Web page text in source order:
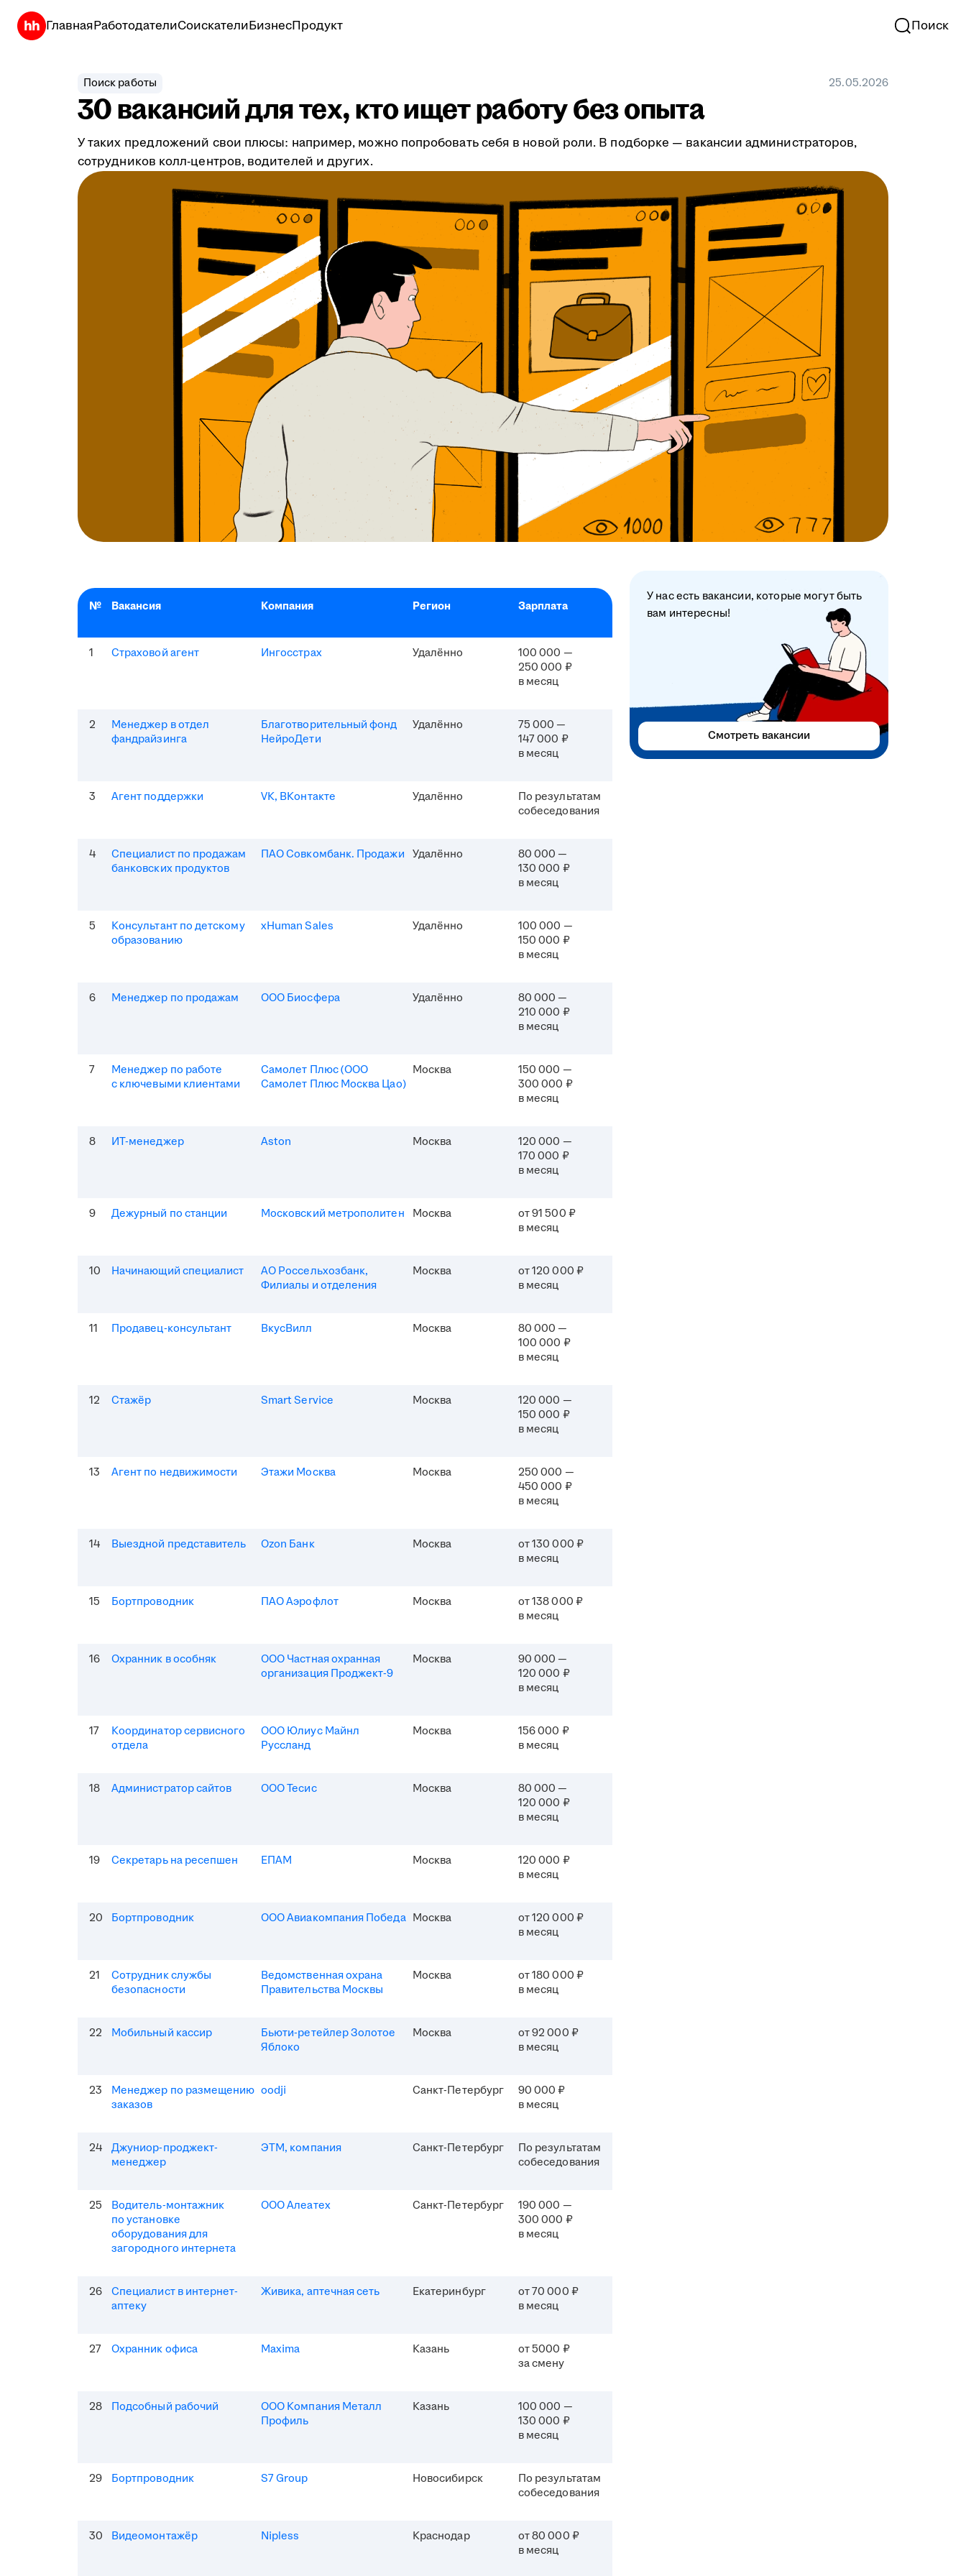
ГлавнаяРаботодателиСоискателиБизнесПродукт Поиск
Поиск работы 25.05.2026
30 вакансий для тех, кто ищет работу без опыта
У таких предложений свои плюсы: например, можно попробовать себя в новой роли. В подборке — вакансии администраторов,
сотрудников колл-центров, водителей и других.
№ Вакансия Компания Регион Зарплата
1 Страховой агент Ингосстрах Удалённо
100 000 —
250 000 ₽
в месяц
2
Менеджер в отдел
фандрайзинга
Благотворительный фонд
НейроДети
Удалённо
75 000 —
147 000 ₽
в месяц
3 Агент поддержки VK, ВКонтакте Удалённо
По результатам
собеседования
4
Специалист по продажам
банковских продуктов
ПАО Совкомбанк. Продажи Удалённо
80 000 —
130 000 ₽
в месяц
5
Консультант по детскому
образованию
xHuman Sales Удалённо
100 000 —
150 000 ₽
в месяц
6 Менеджер по продажам ООО Биосфера Удалённо
80 000 —
210 000 ₽
в месяц
7
Менеджер по работе
с ключевыми клиентами
Самолет Плюс (ООО
Самолет Плюс Москва Цао)
Москва
150 000 —
300 000 ₽
в месяц
8 ИТ-менеджер Aston Москва
120 000 —
170 000 ₽
в месяц
9 Дежурный по станции Московский метрополитен Москва
от 91 500 ₽
в месяц
10 Начинающий специалист
АО Россельхозбанк,
Филиалы и отделения
Москва
от 120 000 ₽
в месяц
11 Продавец-консультант ВкусВилл Москва
80 000 —
100 000 ₽
в месяц
12 Стажёр Smart Service Москва
120 000 —
150 000 ₽
в месяц
13 Агент по недвижимости Этажи Москва Москва
250 000 —
450 000 ₽
в месяц
14 Выездной представитель Ozon Банк Москва
от 130 000 ₽
в месяц
15 Бортпроводник ПАО Аэрофлот Москва
от 138 000 ₽
в месяц
16 Охранник в особняк
ООО Частная охранная
организация Проджект-9
Москва
90 000 —
120 000 ₽
в месяц
17
Координатор сервисного
отдела
ООО Юлиус Майнл
Руссланд
Москва
156 000 ₽
в месяц
18 Администратор сайтов ООО Тесис Москва
80 000 —
120 000 ₽
в месяц
19 Секретарь на ресепшен ЕПАМ Москва
120 000 ₽
в месяц
20 Бортпроводник ООО Авиакомпания Победа Москва
от 120 000 ₽
в месяц
21
Сотрудник службы
безопасности
Ведомственная охрана
Правительства Москвы
Москва
от 180 000 ₽
в месяц
22 Мобильный кассир
Бьюти-ретейлер Золотое
Яблоко
Москва
от 92 000 ₽
в месяц
23
Менеджер по размещению
заказов
oodji Санкт-Петербург
90 000 ₽
в месяц
24
Джуниор-проджект-
менеджер
ЭТМ, компания Санкт-Петербург
По результатам
собеседования
25
Водитель-монтажник
по установке
оборудования для
загородного интернета
ООО Алеатех Санкт-Петербург
190 000 —
300 000 ₽
в месяц
26
Специалист в интернет-
аптеку
Живика, аптечная сеть Екатеринбург
от 70 000 ₽
в месяц
27 Охранник офиса Maxima Казань
от 5000 ₽
за смену
28 Подсобный рабочий
ООО Компания Металл
Профиль
Казань
100 000 —
130 000 ₽
в месяц
29 Бортпроводник S7 Group Новосибирск
По результатам
собеседования
30 Видеомонтажёр Nipless Краснодар
от 80 000 ₽
в месяц
У нас есть вакансии, которые могут быть
вам интересны!
Смотреть вакансии